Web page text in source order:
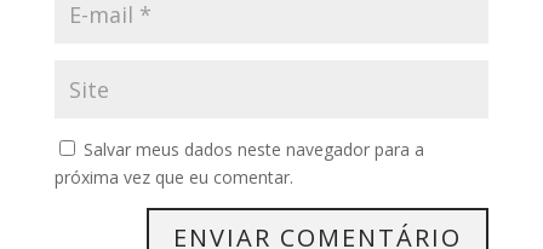
Salvar meus dados neste navegador para a
próxima vez que eu comentar.